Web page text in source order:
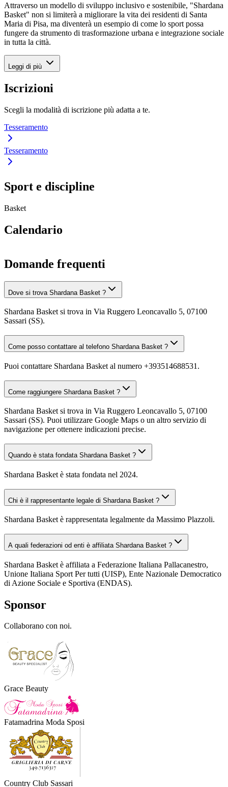
Attraverso un modello di sviluppo inclusivo e sostenibile, "Shardana
Basket" non si limiterà a migliorare la vita dei residenti di Santa
Maria di Pisa, ma diventerà un esempio di come lo sport possa
fungere da strumento di trasformazione urbana e integrazione sociale
in tutta la città.
Leggi di più
Iscrizioni
Scegli la modalità di iscrizione più adatta a te.
Tesseramento
Tesseramento
Sport e discipline
Basket
Calendario
Domande frequenti
Dove si trova Shardana Basket ?
Shardana Basket si trova in Via Ruggero Leoncavallo 5, 07100
Sassari (SS).
Come posso contattare al telefono Shardana Basket ?
Puoi contattare Shardana Basket al numero +393514688531.
Come raggiungere Shardana Basket ?
Shardana Basket si trova in Via Ruggero Leoncavallo 5, 07100
Sassari (SS). Puoi utilizzare Google Maps o un altro servizio di
navigazione per ottenere indicazioni precise.
Quando è stata fondata Shardana Basket ?
Shardana Basket è stata fondata nel 2024.
Chi è il rappresentante legale di Shardana Basket ?
Shardana Basket è rappresentata legalmente da Massimo Plazzoli.
A quali federazioni od enti è affiliata Shardana Basket ?
Shardana Basket è affiliata a Federazione Italiana Pallacanestro,
Unione Italiana Sport Per tutti (UISP), Ente Nazionale Democratico
di Azione Sociale e Sportiva (ENDAS).
Sponsor
Collaborano con noi.
Grace Beauty
Fatamadrina Moda Sposi
Country Club Sassari